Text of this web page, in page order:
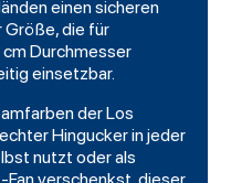
einen sicheren
Größe, die für
Durchmesser
einsetzbar.
der Los
Hingucker in jeder
nutzt oder als